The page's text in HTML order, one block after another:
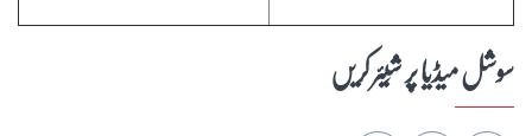
سوشل میڈیا پر شِیئر کریں